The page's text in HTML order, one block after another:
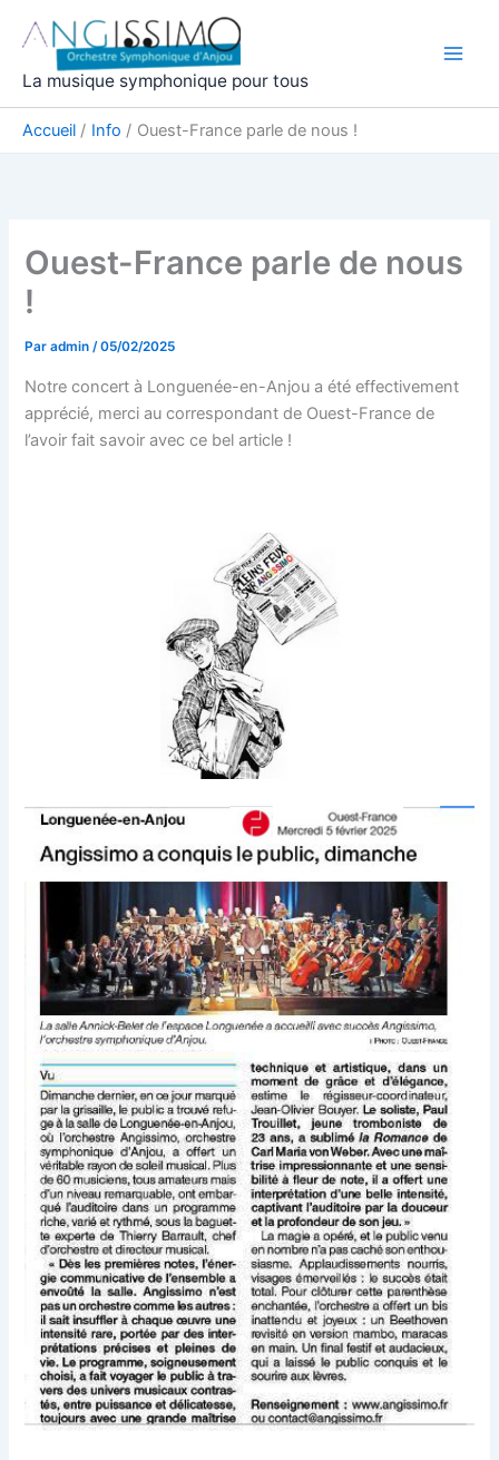
contenu
La musique symphonique pour tous
Accueil Info Ouest-France parle de nous !
Ouest-France parle de nous
!
Paradmin/05/02/2025
Notre concert à Longuenée-en-Anjou a été effectivement
apprécié, merci au correspondant de Ouest-France de
l’avoir fait savoir avec ce bel article !